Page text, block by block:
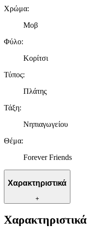
Χρώμα:
Μοβ
Φύλο:
Κορίτσι
Τύπος:
Πλάτης
Τάξη:
Νηπιαγωγείου
Θέμα:
Forever Friends
Χαρακτηριστικά
+
Χαρακτηριστικά